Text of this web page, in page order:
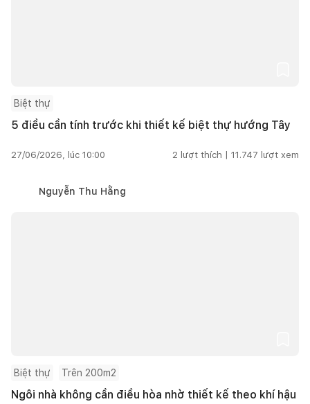
Biệt thự
5 điều cần tính trước khi thiết kế biệt thự hướng Tây
27/06/2026, lúc 10:00 2 lượt thích | 11.747 lượt xem
Nguyễn Thu Hằng
Biệt thự Trên 200m2
Ngôi nhà không cần điều hòa nhờ thiết kế theo khí hậu